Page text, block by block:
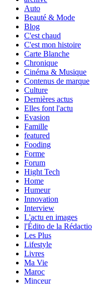
Auto
Beauté & Mode
Blog
C'est chaud
C'est mon histoire
Carte Blanche
Chronique
Cinéma & Musique
Contenus de marque
Culture
Dernières actus
Elles font l'actu
Evasion
Famille
featured
Fooding
Forme
Forum
Hight Tech
Home
Humeur
Innovation
Interview
L'actu en images
l'Édito de la
Les Plus
Lifestyle
Livres
Ma Vie
Maroc
Minceur